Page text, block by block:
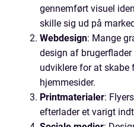
gennemført visuel
skille sig ud på
Webdesign: Mange
design af
udviklere for at
hjemmesider.
Printmaterialer:
efterlader et varigt